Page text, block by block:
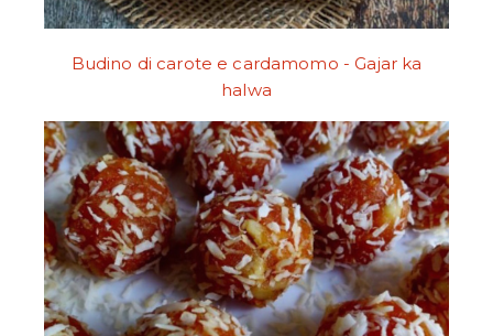
Budino di carote e cardamomo - Gajar ka
halwa